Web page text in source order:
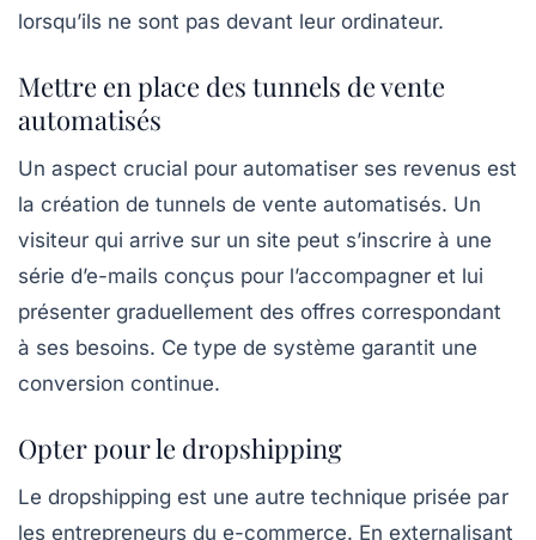
lorsqu’ils ne sont pas devant leur ordinateur.
Mettre en place des tunnels de vente
automatisés
Un aspect crucial pour automatiser ses revenus est
la création de tunnels de vente automatisés. Un
visiteur qui arrive sur un site peut s’inscrire à une
série d’e-mails conçus pour l’accompagner et lui
présenter graduellement des offres correspondant
à ses besoins. Ce type de système garantit une
conversion continue.
Opter pour le dropshipping
Le dropshipping est une autre technique prisée par
les entrepreneurs du e-commerce. En externalisant